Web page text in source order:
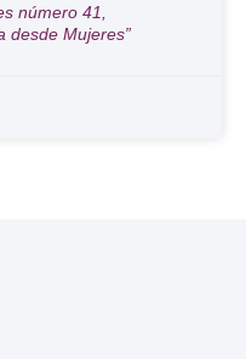
número 41,
desde Mujeres”